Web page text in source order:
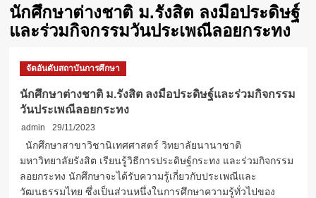
นักศึกษาต่างชาติ ม.รังสิต ลงมือประดิษฐ์
และร่วมกิจกรรมวันประเพณีลอยกระทง
จัดอันดับสถาบันการศึกษา
นักศึกษาต่างชาติ ม.รังสิต ลงมือประดิษฐ์และร่วมกิจกรรม
วันประเพณีลอยกระทง
admin
29/11/2023
นักศึกษาสาขาวิชานิเทศศาสตร์ วิทยาลัยนานาชาติ
มหาวิทยาลัยรังสิต เรียนรู้วิธีการประดิษฐ์กระทง และร่วมกิจกรรม
ลอยกระทง นักศึกษาจะได้รับความรู้เกี่ยวกับประเพณีและ
วัฒนธรรมไทย ซึ่งเป็นส่วนหนึ่งในการศึกษาความรู้ทั่วไปของ